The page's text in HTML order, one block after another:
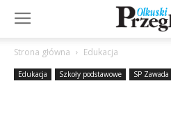
Strona główna Edukacja
Edukacja Szkoły podstawowe SP Zawada